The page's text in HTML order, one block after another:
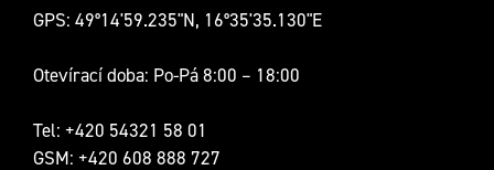
GPS: 49°14'59.235"N, 16°35'35.130"E
Otevírací doba: Po-Pá 8:00 – 18:00
Tel: +420 54321 58 01
GSM: +420 608 888 727